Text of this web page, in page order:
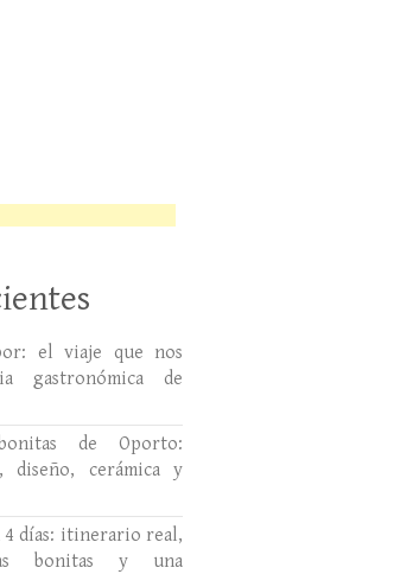
el viaje que nos
gastronómica de
de Oporto:
diseño, cerámica y
días: itinerario real,
bonitas y una